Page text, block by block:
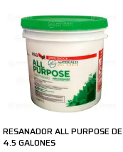
RESANADOR ALL PURPOSE DE
4.5 GALONES